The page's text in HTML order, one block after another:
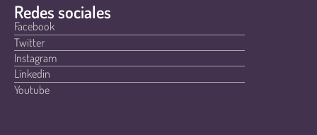
Redes sociales
Facebook
Twitter
Instagram
Linkedin
Youtube